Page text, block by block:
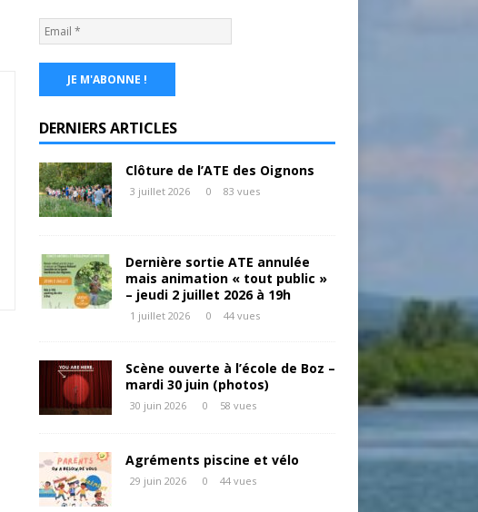
DERNIERS ARTICLES
Clôture de l’ATE des Oignons
3 juillet 2026 0 83 vues
Dernière sortie ATE annulée
mais animation « tout public »
– jeudi 2 juillet 2026 à 19h
1 juillet 2026 0 44 vues
Scène ouverte à l’école de Boz –
mardi 30 juin (photos)
30 juin 2026 0 58 vues
Agréments piscine et vélo
29 juin 2026 0 44 vues